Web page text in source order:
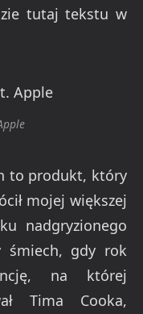
tutaj tekstu w
to produkt, który
mojej większej
nadgryzionego
śmiech, gdy rok
na której
Tima Cooka,